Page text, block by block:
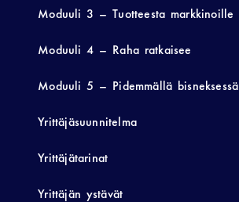
Moduuli 3 – Tuotteesta markkinoille
Moduuli 4 – Raha ratkaisee
Moduuli 5 – Pidemmällä bisneksessä
Yrittäjäsuunnitelma
Yrittäjätarinat
Yrittäjän ystävät